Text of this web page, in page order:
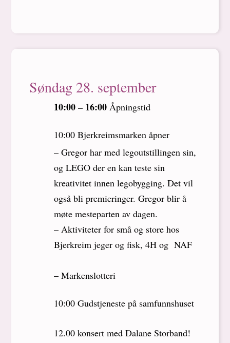
Søndag 28. september
10:00 – 16:00Åpningstid
10:00 Bjerkreimsmarken åpner
– Gregor har med legoutstillingen sin,
og LEGO der en kan teste sin
kreativitet innen legobygging. Det vil
også bli premieringer. Gregor blir å
møte mesteparten av dagen.
– Aktiviteter for små og store hos
Bjerkreim jeger og fisk, 4H og NAF
– Markenslotteri
10:00 Gudstjeneste på samfunnshuset
12.00 konsert med Dalane Storband!